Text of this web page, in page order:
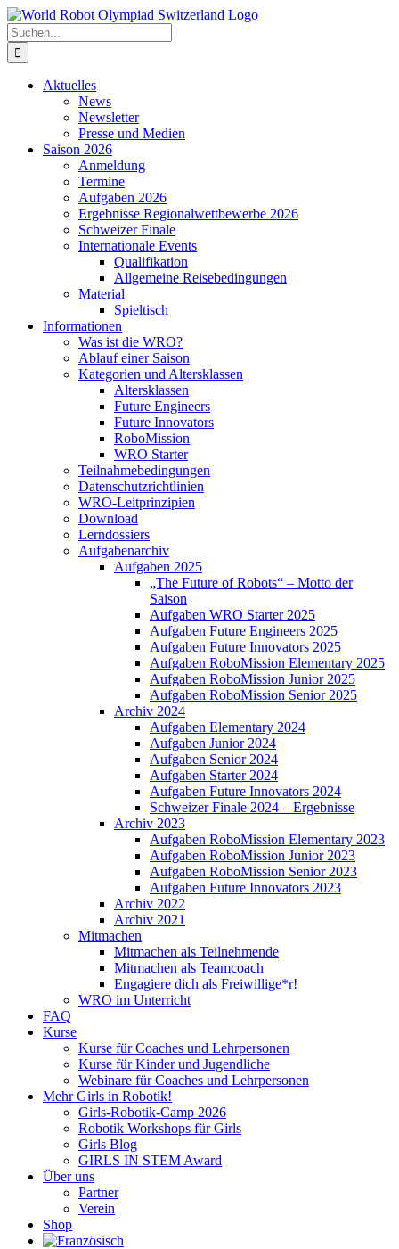
Zum
Inhalt
springen
Suche
nach:
Aktuelles
News
Newsletter
Presse und Medien
Saison 2026
Anmeldung
Termine
Aufgaben 2026
Ergebnisse Regionalwettbewerbe 2026
Schweizer Finale
Internationale Events
Qualifikation
Allgemeine Reisebedingungen
Material
Spieltisch
Informationen
Was ist die WRO?
Ablauf einer Saison
Kategorien und Altersklassen
Altersklassen
Future Engineers
Future Innovators
RoboMission
WRO Starter
Teilnahmebedingungen
Datenschutzrichtlinien
WRO-Leitprinzipien
Download
Lerndossiers
Aufgabenarchiv
Aufgaben 2025
„The Future of Robots“ – Motto der
Saison
Aufgaben WRO Starter 2025
Aufgaben Future Engineers 2025
Aufgaben Future Innovators 2025
Aufgaben RoboMission Elementary 2025
Aufgaben RoboMission Junior 2025
Aufgaben RoboMission Senior 2025
Archiv 2024
Aufgaben Elementary 2024
Aufgaben Junior 2024
Aufgaben Senior 2024
Aufgaben Starter 2024
Aufgaben Future Innovators 2024
Schweizer Finale 2024 – Ergebnisse
Archiv 2023
Aufgaben RoboMission Elementary 2023
Aufgaben RoboMission Junior 2023
Aufgaben RoboMission Senior 2023
Aufgaben Future Innovators 2023
Archiv 2022
Archiv 2021
Mitmachen
Mitmachen als Teilnehmende
Mitmachen als Teamcoach
Engagiere dich als Freiwillige*r!
WRO im Unterricht
FAQ
Kurse
Kurse für Coaches und Lehrpersonen
Kurse für Kinder und Jugendliche
Webinare für Coaches und Lehrpersonen
Mehr Girls in Robotik!
Girls-Robotik-Camp 2026
Robotik Workshops für Girls
Girls Blog
GIRLS IN STEM Award
Über uns
Partner
Verein
Shop